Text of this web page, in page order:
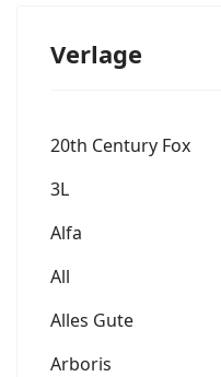
Verlage
20th Century Fox
3L
Alfa
All
Alles Gute
Arboris